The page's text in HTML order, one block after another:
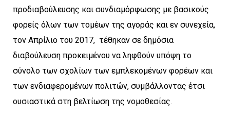
προδιαβούλευσης και συνδιαμόρφωσης με βασικούς
φορείς όλων των τομέων της αγοράς και εν συνεχεία,
τον Απρίλιο του 2017, τέθηκαν σε δημόσια
διαβούλευση προκειμένου να ληφθούν υπόψη το
σύνολο των σχολίων των εμπλεκομένων φορέων και
των ενδιαφερομένων πολιτών, συμβάλλοντας έτσι
ουσιαστικά στη βελτίωση της νομοθεσίας.